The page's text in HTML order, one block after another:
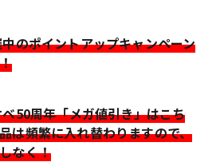
のポイントアップキャンペーン
50周年「メガ値引き」はこち
は頻繁に入れ替わりますので、
なく！